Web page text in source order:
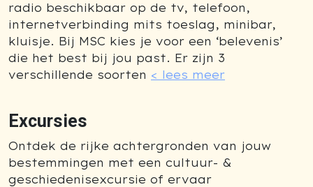
radio beschikbaar op de tv, telefoon,
internetverbinding mits toeslag, minibar,
kluisje. Bij MSC kies je voor een ‘belevenis’
die het best bij jou past. Er zijn 3
verschillende soorten < lees meer
Excursies
Ontdek de rijke achtergronden van jouw
bestemmingen met een cultuur- &
geschiedenisexcursie of ervaar